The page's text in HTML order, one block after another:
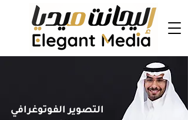
التصوير الفوتوغرافي